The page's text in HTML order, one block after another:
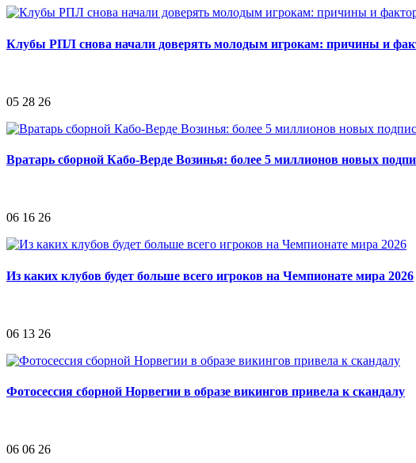
Клубы РПЛ снова начали доверять молодым игрокам: причины и
05 28 26
Вратарь сборной Кабо-Верде Возинья: более 5 миллионов новых
06 16 26
Из каких клубов будет больше всего игроков на Чемпионате мира 2026
06 13 26
Фотосессия сборной Норвегии в образе викингов привела к скандалу
06 06 26